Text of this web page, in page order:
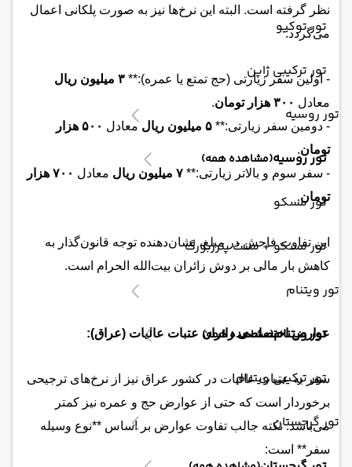
تور توکیو
تور ترکیبی ژاپن
تور روسیه
تور روسیه(مشاهده همه)
تور مسکو
تور مسکو + سنت پترزبورگ
تور ویتنام
تور ویتنام(مشاهده همه)
تور ترکیبی ویتنام
تور گرجستان
نظر گرفته است. البته این نرخ‌ها نیز به صورت پلکانی اعمال
می‌گردد:
- اولین سفر زیارتی (حج تمتع یا عمره):** ۳ میلیون ریال
معادل ۳۰۰ هزار تومان
.
- دومین سفر زیارتی:** ۵ میلیون ریال معادل
۵۰۰ هزار
تومان.
- سفر سوم و بالاتر زیارتی:** ۷ میلیون ریال معادل
۷۰۰ هزار
تومان.
این تفاوت فاحش در مبلغ، نشان‌دهنده توجه قانون‌گذار به
کاهش بار مالی بر دوش زائران بیت‌الله الحرام است.
عوارض اختصاصی زائران عتبات عالیات (عراق):
سفر به عتبات عالیات در کشور عراق نیز از نرخ‌های ترجیحی
برخوردار است که حتی از عوارض حج و عمره نیز کمتر
می‌باشد. نکته جالب تفاوت عوارض بر اساس **نوع وسیله
سفر** است: